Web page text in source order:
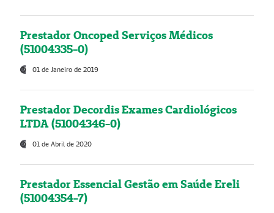
Prestador Oncoped Serviços Médicos
(51004335-0)
01 de Janeiro de 2019
Prestador Decordis Exames Cardiológicos
LTDA (51004346-0)
01 de Abril de 2020
Prestador Essencial Gestão em Saúde Ereli
(51004354-7)